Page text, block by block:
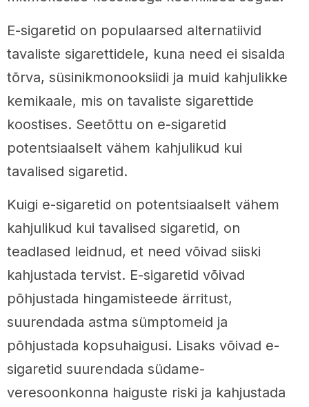
E-sigaretid on populaarsed alternatiivid
tavaliste sigarettidele, kuna need ei sisalda
tõrva, süsinikmonooksiidi ja muid kahjulikke
kemikaale, mis on tavaliste sigarettide
koostises. Seetõttu on e-sigaretid
potentsiaalselt vähem kahjulikud kui
tavalised sigaretid.
Kuigi e-sigaretid on potentsiaalselt vähem
kahjulikud kui tavalised sigaretid, on
teadlased leidnud, et need võivad siiski
kahjustada tervist. E-sigaretid võivad
põhjustada hingamisteede ärritust,
suurendada astma sümptomeid ja
põhjustada kopsuhaigusi. Lisaks võivad e-
sigaretid suurendada südame-
veresoonkonna haiguste riski ja kahjustada